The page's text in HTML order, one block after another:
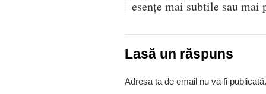
esențe mai subtile sau mai
Lasă un răspuns
Adresa ta de email nu va fi publicată.